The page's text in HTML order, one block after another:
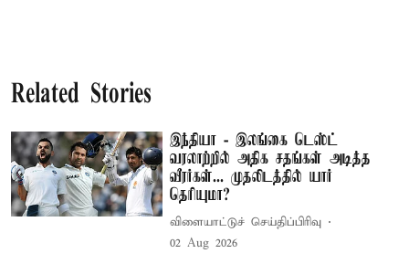
Related Stories
இந்தியா - இலங்கை டெஸ்ட்
வரலாற்றில் அதிக சதங்கள் அடித்த
வீரர்கள்... முதலிடத்தில் யார்
தெரியுமா?
விளையாட்டுச் செய்திப்பிரிவு
02 Aug 2026